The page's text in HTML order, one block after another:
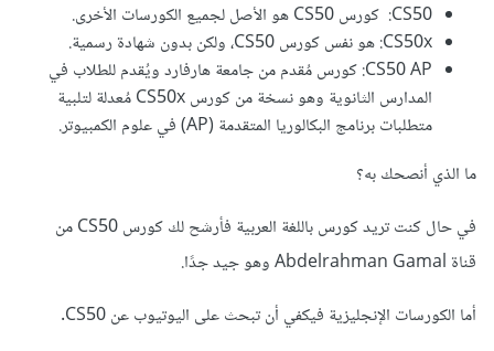
CS50: كورس CS50 هو الأصل لجميع الكورسات الأخرى.
CS50x: هو نفس كورس CS50، ولكن بدون شهادة رسمية.
CS50 AP: كورس مُقدم من جامعة هارفارد ويُقدم للطلاب في
المدارس الثانوية وهو نسخة من كورس CS50x مُعدلة لتلبية
متطلبات برنامج البكالوريا المتقدمة (AP) في علوم الكمبيوتر.
ما الذي أنصحك به؟
في حال كنت تريد كورس باللغة العربية فأرشح لك كورس CS50 من
قناة Abdelrahman Gamal وهو جيد جدًا.
أما الكورسات الإنجليزية فيكفي أن تبحث على اليوتيوب عن CS50.